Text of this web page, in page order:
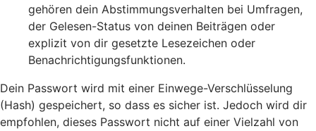
gehören dein Abstimmungsverhalten bei Umfragen,
der Gelesen-Status von deinen Beiträgen oder
explizit von dir gesetzte Lesezeichen oder
Benachrichtigungsfunktionen.
Dein Passwort wird mit einer Einwege-Verschlüsselung
(Hash) gespeichert, so dass es sicher ist. Jedoch wird dir
empfohlen, dieses Passwort nicht auf einer Vielzahl von